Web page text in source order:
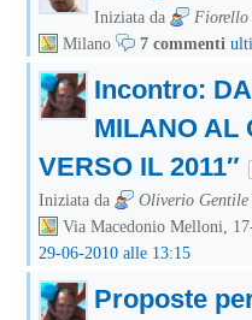
Iniziata da
Milano
7 commenti
Incontro:
MILANO AL
VERSO IL 2011″
Iniziata da Oliverio Gentile
Via Macedonio Melloni,
29-06-2010 alle 13:15
Proposte